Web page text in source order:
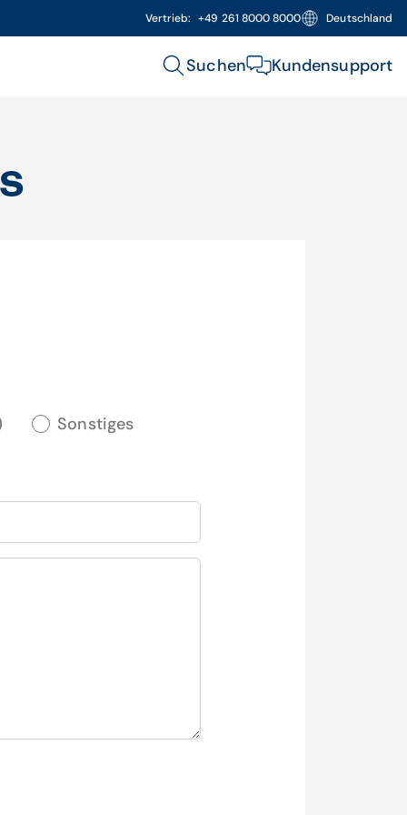
Vertrieb: +49 261 8000 8000 Deutschland
Suchen Kundensupport
Sonstiges